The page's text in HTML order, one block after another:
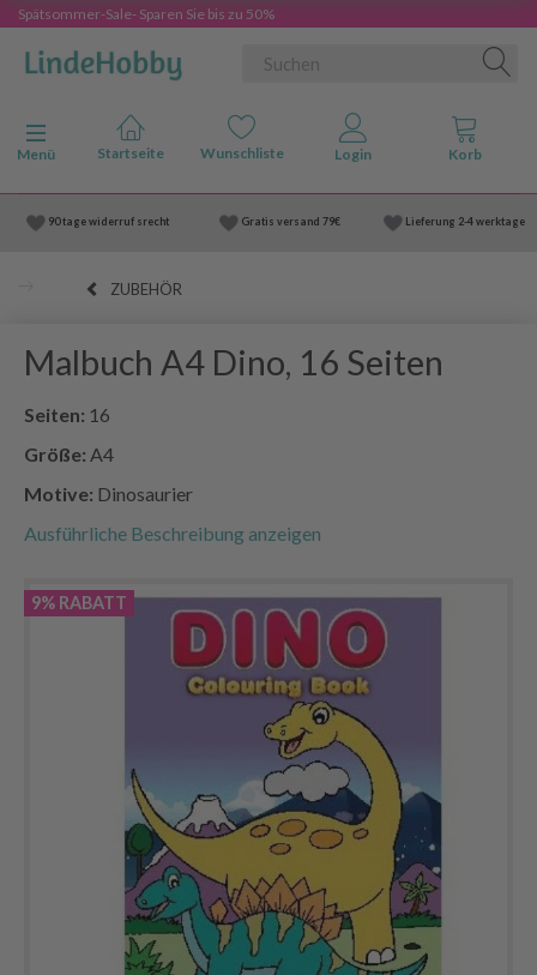
Spätsommer-Sale- Sparen Sie bis zu 50%
Anzeige ändern
Menü
90 tage widerruf srecht Gratis versand 79€ Lieferung 2-4 werktage
ZUBEHÖR
Malbuch A4 Dino, 16 Seiten
Seiten: 16
Größe: A4
Motive: Dinosaurier
Ausführliche Beschreibung anzeigen
9% RABATT